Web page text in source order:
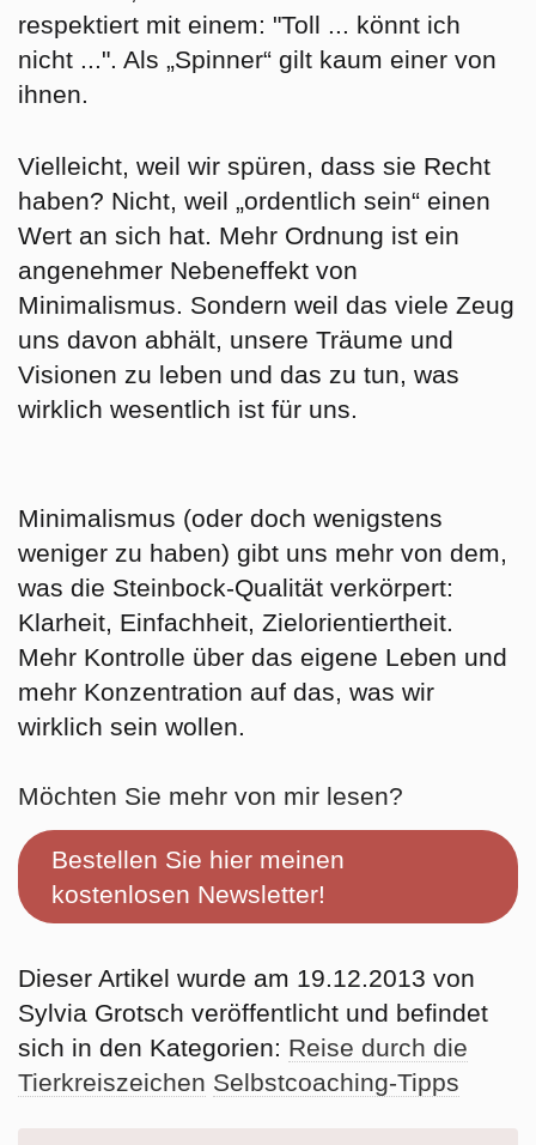
respektiert mit einem: "Toll ... könnt ich
nicht ...". Als „Spinner“ gilt kaum einer von
ihnen.
Vielleicht, weil wir spüren, dass sie Recht
haben? Nicht, weil „ordentlich sein“ einen
Wert an sich hat. Mehr Ordnung ist ein
angenehmer Nebeneffekt von
Minimalismus. Sondern weil das viele Zeug
uns davon abhält, unsere Träume und
Visionen zu leben und das zu tun, was
wirklich wesentlich ist für uns.
Minimalismus (oder doch wenigstens
weniger zu haben) gibt uns mehr von dem,
was die Steinbock-Qualität verkörpert:
Klarheit, Einfachheit, Zielorientiertheit.
Mehr Kontrolle über das eigene Leben und
mehr Konzentration auf das, was wir
wirklich sein wollen.
Möchten Sie mehr von mir lesen?
Bestellen Sie hier meinen
kostenlosen Newsletter!
Dieser Artikel wurde am 19.12.2013 von
Sylvia Grotsch veröffentlicht und befindet
sich in den Kategorien: Reise durch die
Tierkreiszeichen Selbstcoaching-Tipps